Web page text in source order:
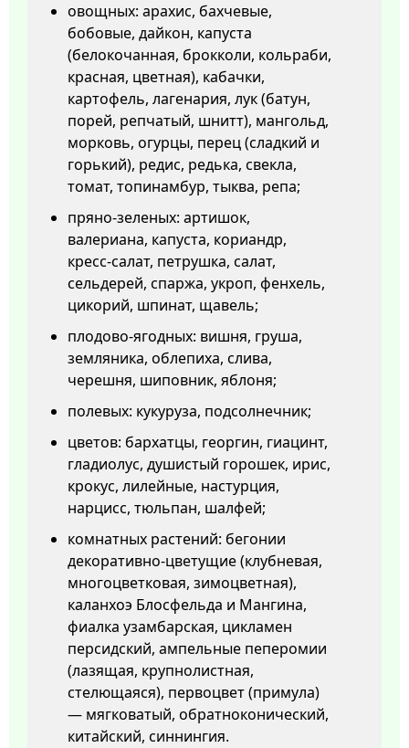
овощных: арахис, бахчевые,
бобовые, дайкон, капуста
(белокочанная, брокколи, кольраби,
красная, цветная), кабачки,
картофель, лагенария, лук (батун,
порей, репчатый, шнитт), мангольд,
морковь, огурцы, перец (сладкий и
горький), редис, редька, свекла,
томат, топинамбур, тыква, репа;
пряно-зеленых: артишок,
валериана, капуста, кориандр,
кресс-салат, петрушка, салат,
сельдерей, спаржа, укроп, фенхель,
цикорий, шпинат, щавель;
плодово-ягодных: вишня, груша,
земляника, облепиха, слива,
черешня, шиповник, яблоня;
полевых: кукуруза, подсолнечник;
цветов: бархатцы, георгин, гиацинт,
гладиолус, душистый горошек, ирис,
крокус, лилейные, настурция,
нарцисс, тюльпан, шалфей;
комнатных растений: бегонии
декоративно-цветущие (клубневая,
многоцветковая, зимоцветная),
каланхоэ Блосфельда и Мангина,
фиалка узамбарская, цикламен
персидский, ампельные пеперомии
(лазящая, крупнолистная,
стелющаяся), первоцвет (примула)
— мягковатый, обратноконический,
китайский, синнингия.